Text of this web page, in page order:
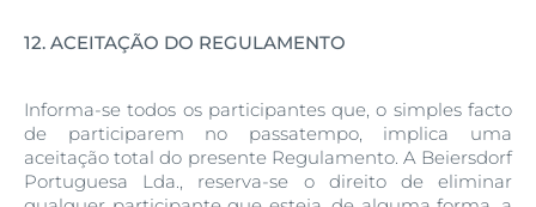
12. ACEITAÇÃO DO REGULAMENTO
Informa-se todos os participantes que, o simples facto
de participarem no passatempo, implica uma
aceitação total do presente Regulamento. A Beiersdorf
Portuguesa Lda., reserva-se o direito de eliminar